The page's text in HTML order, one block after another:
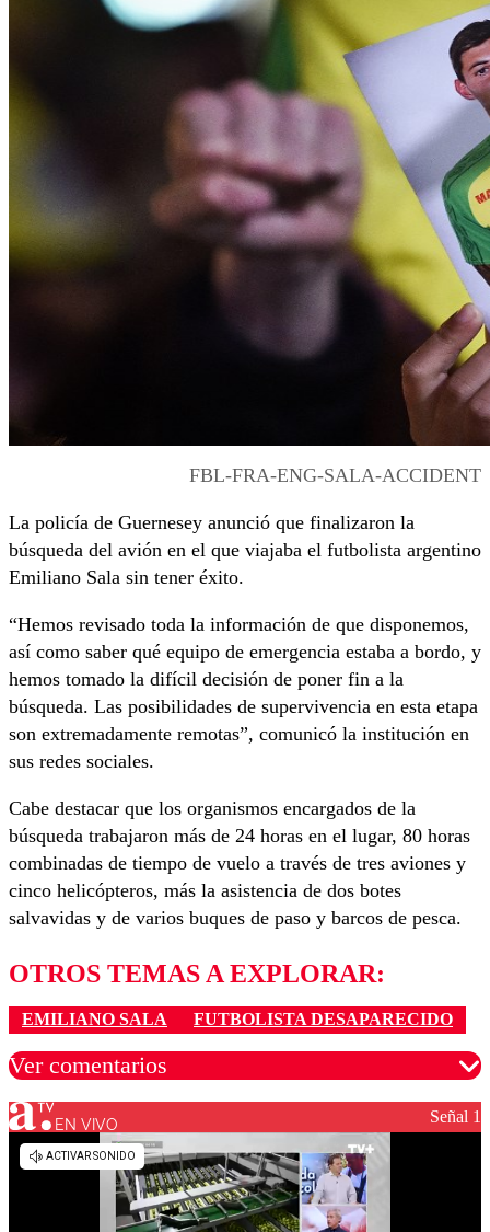
FBL-FRA-ENG-SALA-ACCIDENT
La policía de Guernesey anunció que finalizaron la
búsqueda del avión en el que viajaba el futbolista argentino
Emiliano Sala sin tener éxito.
“Hemos revisado toda la información de que disponemos,
así como saber qué equipo de emergencia estaba a bordo, y
hemos tomado la difícil decisión de poner fin a la
búsqueda. Las posibilidades de supervivencia en esta etapa
son extremadamente remotas”, comunicó la institución en
sus redes sociales.
Cabe destacar que los organismos encargados de la
búsqueda trabajaron más de 24 horas en el lugar, 80 horas
combinadas de tiempo de vuelo a través de tres aviones y
cinco helicópteros, más la asistencia de dos botes
salvavidas y de varios buques de paso y barcos de pesca.
OTROS TEMAS A EXPLORAR:
EMILIANO SALA FUTBOLISTA DESAPARECIDO
Ver comentarios
Los comentarios son moderados para garantizar un
diálogo respetuoso.
EN VIVO Señal 1